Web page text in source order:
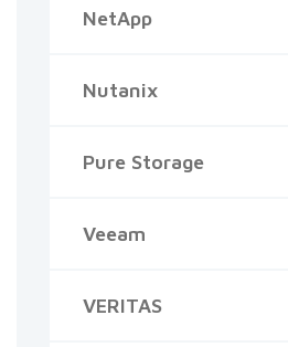
NetApp
Nutanix
Pure Storage
Veeam
VERITAS